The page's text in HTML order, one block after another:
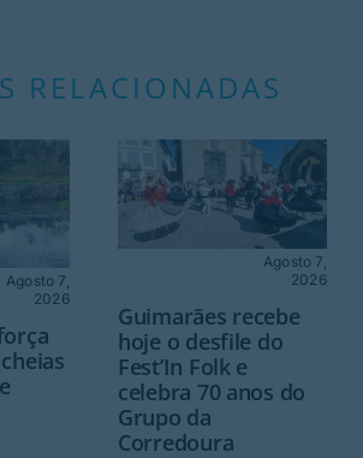
RELACIONADAS
Agosto 7,
2026
Agosto 7,
2026
Guimarães recebe
hoje o desfile do
Fest’In Folk e
celebra 70 anos do
Grupo da
Corredoura